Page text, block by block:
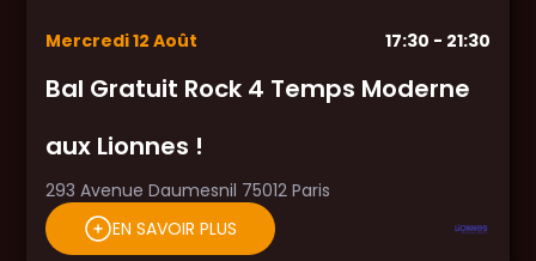
Mercredi12 Août 17:30 - 21:30
Bal Gratuit Rock 4 Temps Moderne
aux Lionnes !
293 Avenue Daumesnil 75012 Paris
EN SAVOIR PLUS